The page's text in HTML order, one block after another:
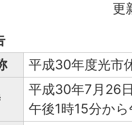
更
平成30年度光市
平成30年7月26
午後1時15分か